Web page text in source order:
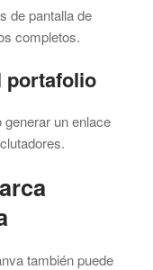
de pantalla de
completos.
portafolio
un enlace
también puede